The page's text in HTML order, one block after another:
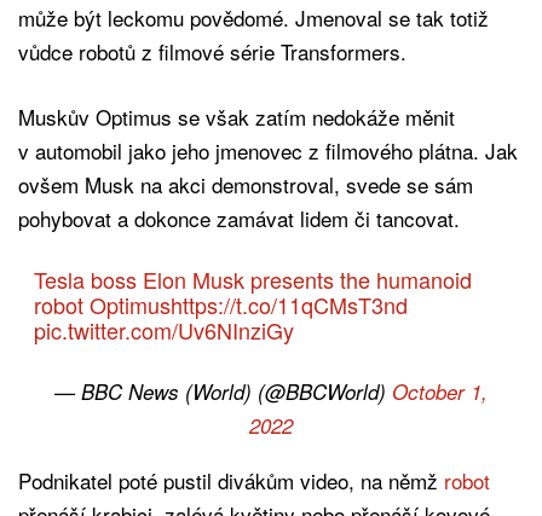
může být leckomu povědomé. Jmenoval se tak totiž
vůdce robotů z filmové série Transformers.
Muskův Optimus se však zatím nedokáže měnit
v automobil jako jeho jmenovec z filmového plátna. Jak
ovšem Musk na akci demonstroval, svede se sám
pohybovat a dokonce zamávat lidem či tancovat.
Tesla boss Elon Musk presents the humanoid
robot Optimushttps://t.co/11qCMsT3nd
pic.twitter.com/Uv6NInziGy
— BBC News (World) (@BBCWorld) October 1,
2022
Podnikatel poté pustil divákům video, na němž robot